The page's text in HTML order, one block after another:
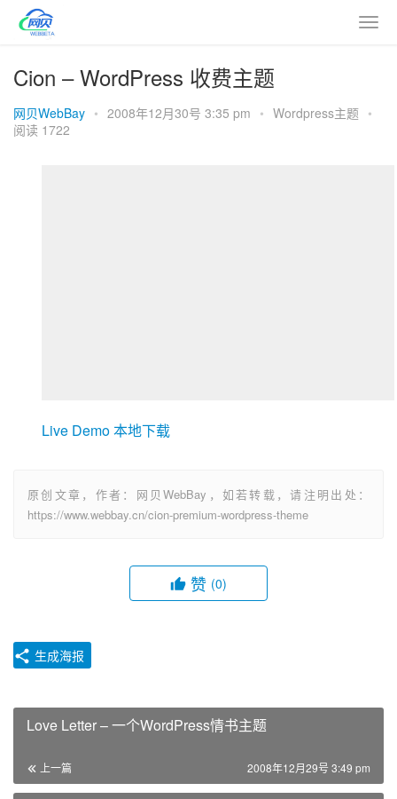
Cion – WordPress 收费主题
网贝WebBay • 2008年12月30号 3:35 pm • Wordpress主题 •
阅读 1722
Live Demo本地下载
原创文章，作者：网贝WebBay，如若转载，请注明出处：
https://www.webbay.cn/cion-premium-wordpress-theme
赞 (0)
生成海报
Love Letter – 一个WordPress情书主题
上一篇 2008年12月29号 3:49 pm